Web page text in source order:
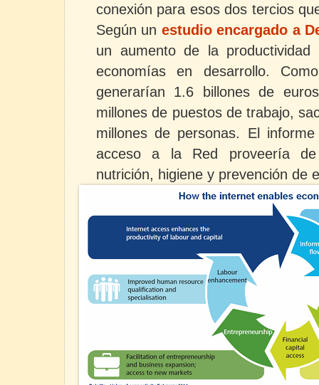
conexión para esos dos tercios
Según un estudio encargado a
un aumentode la
economías en desarrollo.
generarían 1.6 billones de
millones de puestos de trabajo,
millones de personas. El
acceso a la Red proveería
nutrición, higiene y prevención de